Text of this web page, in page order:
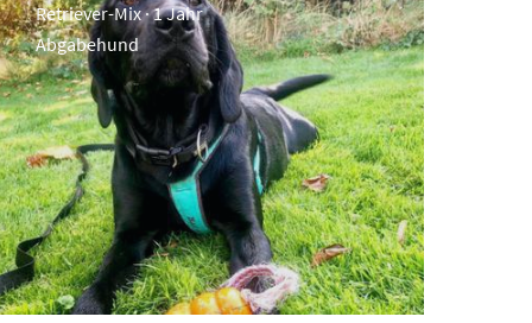
Retriever-Mix · 1 Jahr
Abgabehund